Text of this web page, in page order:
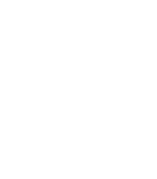
по СНГ и